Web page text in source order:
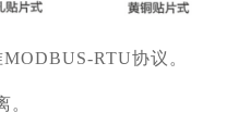
RTU协议。
。